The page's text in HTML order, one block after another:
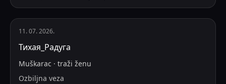
11. 07. 2026.
Тихая_Радуга
Muškarac · traži ženu
Ozbiljna veza